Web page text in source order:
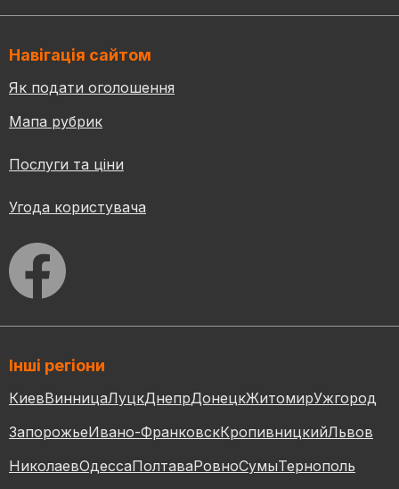
Навігація сайтом
Як подати оголошення
Мапа рубрик
Послуги та ціни
Угода користувача
Інші регіони
КиевВинницаЛуцкДнепрДонецкЖитомирУжгород
ЗапорожьеИвано-ФранковскКропивницкийЛьвов
НиколаевОдессаПолтаваРовноСумыТернополь